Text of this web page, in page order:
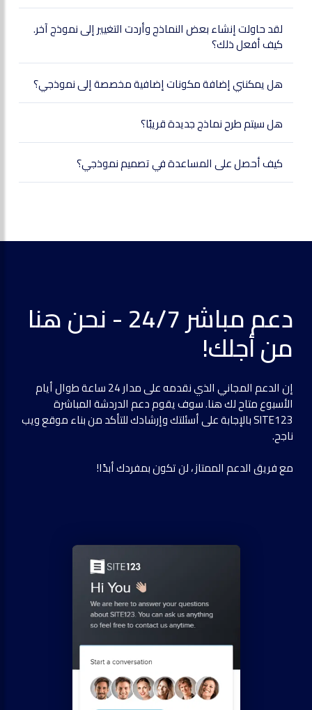
لقد حاولت إنشاء بعض النماذج وأردت التغيير إلى نموذج آخر.
كيف أفعل ذلك؟
هل يمكنني إضافة مكونات إضافية مخصصة إلى نموذجي؟
هل سيتم طرح نماذج جديدة قريبًا؟
كيف أحصل على المساعدة في تصميم نموذجي؟
دعم مباشر 24/7 - نحن هنا
من أجلك!
إن الدعم المجاني الذي نقدمه على مدار 24 ساعة طوال أيام
الأسبوع متاح لك هنا. سوف يقوم دعم الدردشة المباشرة
SITE123 بالإجابة على أسئلتك وإرشادك للتأكد من بناء موقع ويب
ناجح.
مع فريق الدعم الممتاز ، لن تكون بمفردك أبدًا!